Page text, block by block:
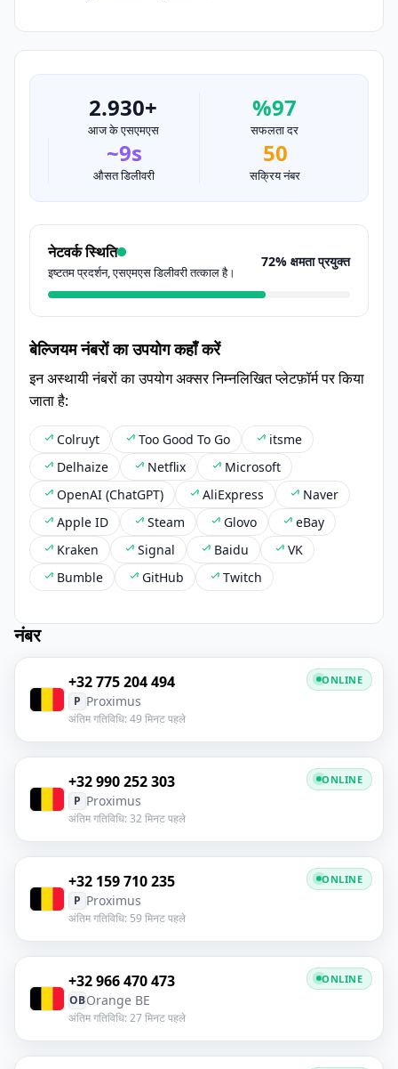
2.930+
आज के एसएमएस
%97
सफलता दर
~9s
औसत डिलीवरी
50
सक्रिय नंबर
नेटवर्क स्थिति
इष्टतम प्रदर्शन, एसएमएस डिलीवरी तत्काल है।
72% क्षमता प्रयुक्त
बेल्जियम नंबरों का उपयोग कहाँ करें
इन अस्थायी नंबरों का उपयोग अक्सर निम्नलिखित प्लेटफ़ॉर्म पर किया
जाता है:
Colruyt Too Good To Go
itsme
Delhaize
Netflix
Microsoft
OpenAI (ChatGPT)
AliExpress
Naver
Apple ID
Steam Glovo
eBay
Kraken
Signal Baidu
VK
Bumble
GitHub Twitch
नंबर
+32 775 204 494
P Proximus
अंतिम गतिविधि: 49 मिनट पहले
ONLINE
+32 990 252 303
P Proximus
अंतिम गतिविधि: 32 मिनट पहले
ONLINE
+32 159 710 235
P Proximus
अंतिम गतिविधि: 59 मिनट पहले
ONLINE
+32 966 470 473
OBOrange BE
अंतिम गतिविधि: 27 मिनट पहले
ONLINE